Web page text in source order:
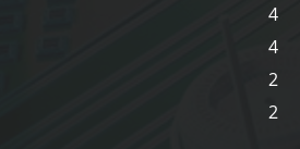
4
4
2
2